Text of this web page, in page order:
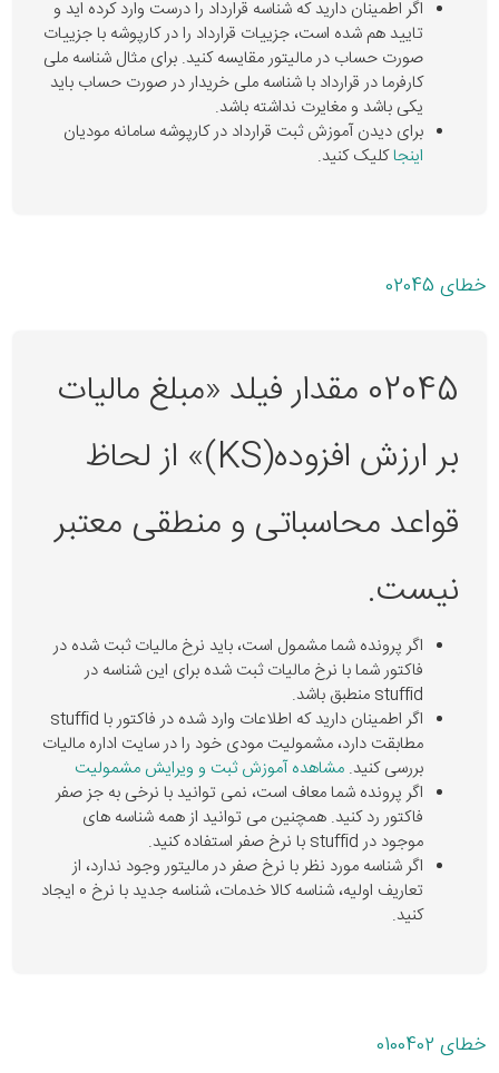
اگر اطمینان دارید که شناسه قرارداد را درست وارد کرده اید و
تایید هم شده است، جزییات قرارداد را در کارپوشه با جزییات
صورت حساب در مالیتور مقایسه کنید. برای مثال شناسه ملی
کارفرما در قرارداد با شناسه ملی خریدار در صورت حساب باید
یکی باشد و مغایرت نداشته باشد.
برای دیدن آموزش ثبت قرارداد در کارپوشه سامانه مودیان
اینجاکلیک کنید.
خطای 02045
02045 مقدار فیلد «مبلغ مالیات
بر ارزش افزوده(KS)» از لحاظ
قواعد محاسباتی و منطقی معتبر
نیست.
اگر پرونده شما مشمول است، باید نرخ مالیات ثبت شده در
فاکتور شما با نرخ مالیات ثبت شده برای این شناسه در
stuffid منطبق باشد.
اگر اطمینان دارید که اطلاعات وارد شده در فاکتور با stuffid
مطابقت دارد، مشمولیت مودی خود را در سایت اداره مالیات
بررسی کنید. مشاهده آموزش ثبت و ویرایش مشمولیت
اگر پرونده شما معاف است، نمی توانید با نرخی به جز صفر
فاکتور رد کنید. همچنین می توانید از همه شناسه های
موجود در stuffid با نرخ صفر استفاده کنید.
اگر شناسه مورد نظر با نرخ صفر در مالیتور وجود ندارد، از
تعاریف اولیه، شناسه کالا خدمات، شناسه جدید با نرخ 0 ایجاد
کنید.
خطای 0100402